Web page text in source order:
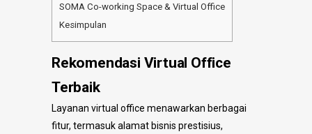
SOMA Co-working Space & Virtual Office
Kesimpulan
Rekomendasi Virtual Office
Terbaik
Layanan virtual office menawarkan berbagai
fitur, termasuk alamat bisnis prestisius,